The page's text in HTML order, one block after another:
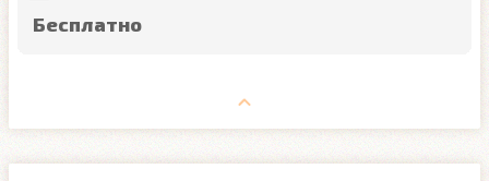
Бесплатно